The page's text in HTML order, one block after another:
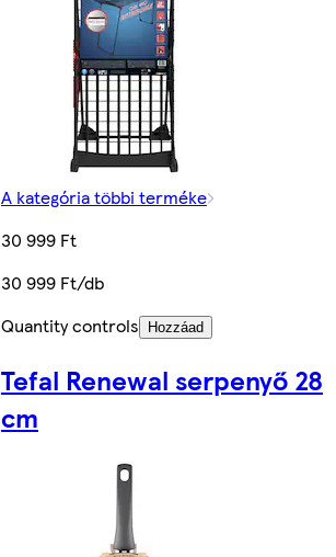
A kategória többi terméke
30 999 Ft
30 999 Ft/db
Quantity controls
Hozzáad
Tefal Renewal serpenyő 28
cm